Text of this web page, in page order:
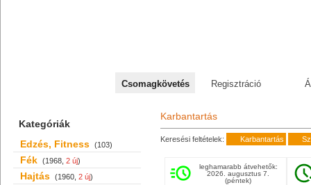
Kategóriák
Edzés, Fitness (103)
Fék (1968, 2 új)
Hajtás (1960, 2 új)
Karbantartás
Keresési feltételek: Karbantartás
leghamarabb átvehetők:
2026. augusztus 7.
(péntek)
Csomagkövetés Regisztráció